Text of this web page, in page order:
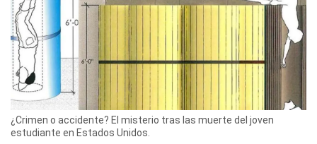
¿Crimen o accidente? El misterio tras las muerte del joven
estudiante en Estados Unidos.